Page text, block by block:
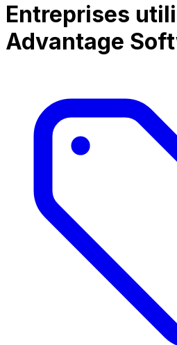
Entreprises
Advantage